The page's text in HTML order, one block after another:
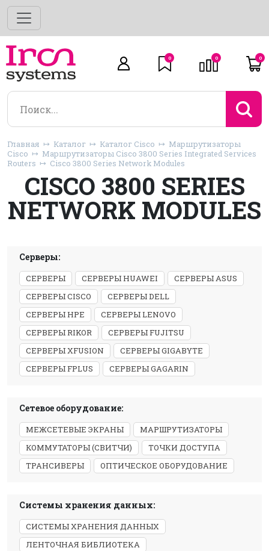
0 0 0
Главная Каталог Каталог Cisco
Маршрутизаторы
Cisco
Маршрутизаторы Cisco 3800 Series Integrated Services
Routers
Cisco 3800 Series Network Modules
CISCO 3800 SERIES
NETWORK MODULES
Серверы:
СЕРВЕРЫ СЕРВЕРЫ HUAWEI
СЕРВЕРЫ ASUS
СЕРВЕРЫ CISCO
СЕРВЕРЫ DELL
СЕРВЕРЫ HPE
СЕРВЕРЫ LENOVO
СЕРВЕРЫ RIKOR
СЕРВЕРЫ FUJITSU
СЕРВЕРЫ XFUSION
СЕРВЕРЫ GIGABYTE
СЕРВЕРЫ FPLUS
СЕРВЕРЫ GAGARIN
Сетевое оборудование:
МЕЖСЕТЕВЫЕ ЭКРАНЫ
МАРШРУТИЗАТОРЫ
КОММУТАТОРЫ (СВИТЧИ)
ТОЧКИ ДОСТУПА
ТРАНСИВЕРЫ
ОПТИЧЕСКОЕ ОБОРУДОВАНИЕ
Системы хранения данных:
СИСТЕМЫ ХРАНЕНИЯ ДАННЫХ
ЛЕНТОЧНАЯ БИБЛИОТЕКА